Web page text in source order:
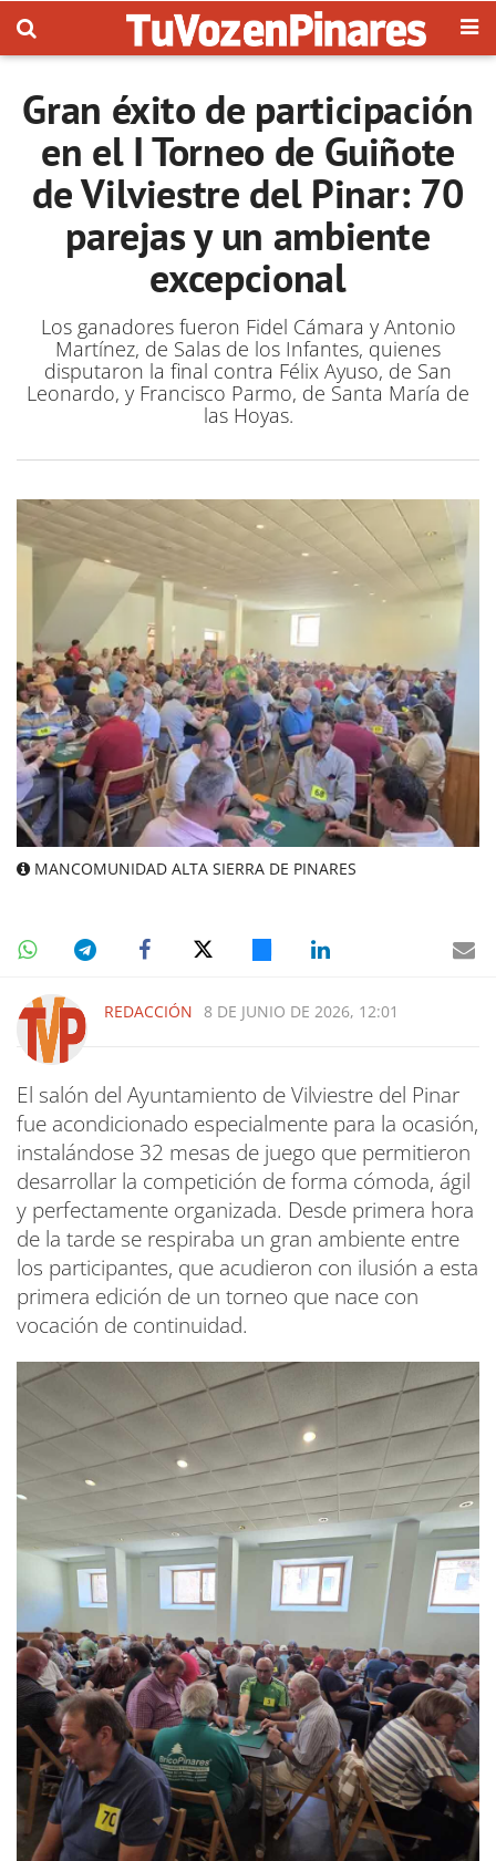
Gran éxito de participación
en el I Torneo de Guiñote
de Vilviestre del Pinar: 70
parejas y un ambiente
excepcional
Los ganadores fueron Fidel Cámara y Antonio
Martínez, de Salas de los Infantes, quienes
disputaron la final contra Félix Ayuso, de San
Leonardo, y Francisco Parmo, de Santa María de
las Hoyas.
MANCOMUNIDAD ALTA SIERRA DE PINARES
REDACCIÓN 8 DE JUNIO DE 2026, 12:01
El salón del Ayuntamiento de Vilviestre del Pinar
fue acondicionado especialmente para la ocasión,
instalándose 32 mesas de juego que permitieron
desarrollar la competición de forma cómoda, ágil
y perfectamente organizada. Desde primera hora
de la tarde se respiraba un gran ambiente entre
los participantes, que acudieron con ilusión a esta
primera edición de un torneo que nace con
vocación de continuidad.